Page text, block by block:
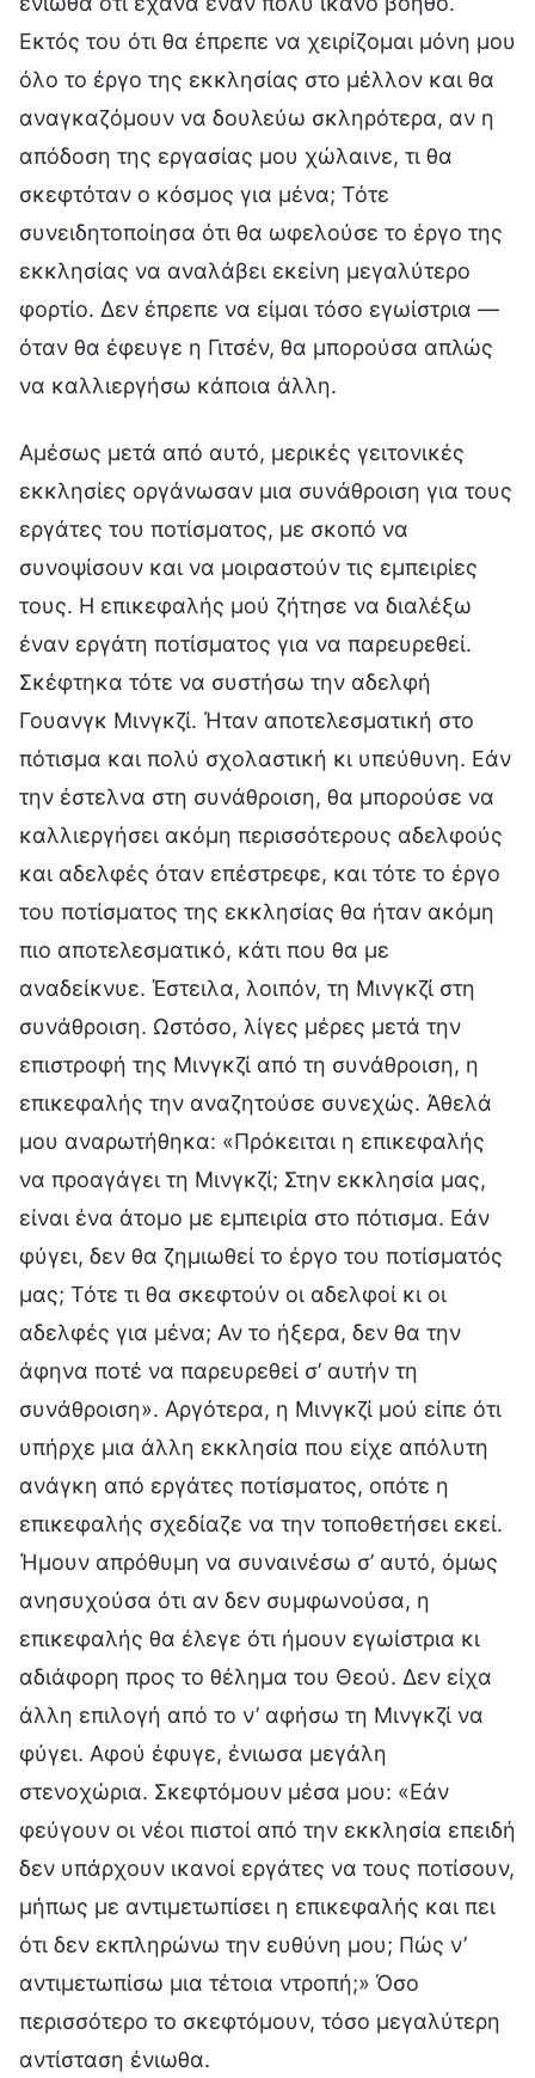
Εκτός του ότι θα έπρεπε να χειρίζομαι μόνη μου
όλο το έργο της εκκλησίας στο μέλλον και θα
αναγκαζόμουν να δουλεύω σκληρότερα, αν η
απόδοση της εργασίας μου χώλαινε, τι θα
σκεφτόταν ο κόσμος για μένα; Τότε
συνειδητοποίησα ότι θα ωφελούσε το έργο της
εκκλησίας να αναλάβει εκείνη μεγαλύτερο
φορτίο. Δεν έπρεπε να είμαι τόσο εγωίστρια —
όταν θα έφευγε η Γιτσέν, θα μπορούσα απλώς
να καλλιεργήσω κάποια άλλη.
Αμέσως μετά από αυτό, μερικές γειτονικές
εκκλησίες οργάνωσαν μια συνάθροιση για τους
εργάτες του ποτίσματος, με σκοπό να
συνοψίσουν και να μοιραστούν τις εμπειρίες
τους. Η επικεφαλής μού ζήτησε να διαλέξω
έναν εργάτη ποτίσματος για να παρευρεθεί.
Σκέφτηκα τότε να συστήσω την αδελφή
Γουανγκ Μινγκζί. Ήταν αποτελεσματική στο
πότισμα και πολύ σχολαστική κι υπεύθυνη. Εάν
την έστελνα στη συνάθροιση, θα μπορούσε να
καλλιεργήσει ακόμη περισσότερους αδελφούς
και αδελφές όταν επέστρεφε, και τότε το έργο
του ποτίσματος της εκκλησίας θα ήταν ακόμη
πιο αποτελεσματικό, κάτι που θα με
αναδείκνυε. Έστειλα, λοιπόν, τη Μινγκζί στη
συνάθροιση. Ωστόσο, λίγες μέρες μετά την
επιστροφή της Μινγκζί από τη συνάθροιση, η
επικεφαλής την αναζητούσε συνεχώς. Άθελά
μου αναρωτήθηκα: «Πρόκειται η επικεφαλής
να προαγάγει τη Μινγκζί; Στην εκκλησία μας,
είναι ένα άτομο με εμπειρία στο πότισμα. Εάν
φύγει, δεν θα ζημιωθεί το έργο του ποτίσματός
μας; Τότε τι θα σκεφτούν οι αδελφοί κι οι
αδελφές για μένα; Αν το ήξερα, δεν θα την
άφηνα ποτέ να παρευρεθεί σ’ αυτήν τη
συνάθροιση». Αργότερα, η Μινγκζί μού είπε ότι
υπήρχε μια άλλη εκκλησία που είχε απόλυτη
ανάγκη από εργάτες ποτίσματος, οπότε η
επικεφαλής σχεδίαζε να την τοποθετήσει εκεί.
Ήμουν απρόθυμη να συναινέσω σ’ αυτό, όμως
ανησυχούσα ότι αν δεν συμφωνούσα, η
επικεφαλής θα έλεγε ότι ήμουν εγωίστρια κι
αδιάφορη προς το θέλημα του Θεού. Δεν είχα
άλλη επιλογή από το ν’ αφήσω τη Μινγκζί να
φύγει. Αφού έφυγε, ένιωσα μεγάλη
στενοχώρια. Σκεφτόμουν μέσα μου: «Εάν
φεύγουν οι νέοι πιστοί από την εκκλησία επειδή
δεν υπάρχουν ικανοί εργάτες να τους ποτίσουν,
μήπως με αντιμετωπίσει η επικεφαλής και πει
ότι δεν εκπληρώνω την ευθύνη μου; Πώς ν’
αντιμετωπίσω μια τέτοια ντροπή;» Όσο
περισσότερο το σκεφτόμουν, τόσο μεγαλύτερη
αντίσταση ένιωθα.